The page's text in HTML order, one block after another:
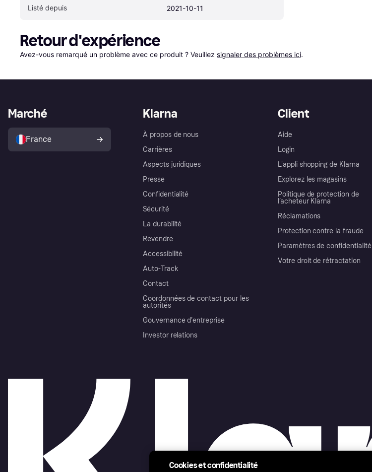
Listé depuis 2021-10-11
Retour d'expérience
Avez-vous remarqué un problème avec ce produit ? Veuillez signaler des problèmes ici.
Klarna
À propos de nous
Carrières
Aspects juridiques
Presse
Confidentialité
Sécurité
La durabilité
Revendre
Accessibilité
Auto-Track
Contact
Coordonnées de contact pour les
autorités
Gouvernance d’entreprise
Investor relations
Client
Aide
Login
L'appli shopping de Klarna
Explorez les magasins
Politique de protection de
l’acheteur Klarna
Réclamations
Protection contre la fraude
Paramètres de confidentialité
Votre droit de rétractation
Marché
France
Cookies et confidentialité